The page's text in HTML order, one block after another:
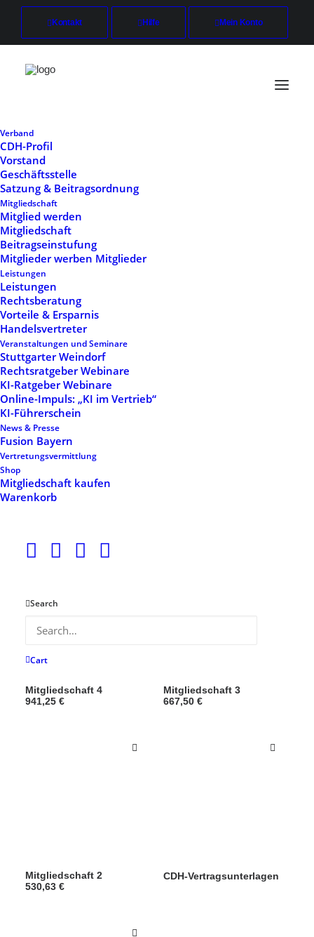
Kontakt Hilfe Mein Konto
Verband
CDH-Profil
Vorstand
Geschäftsstelle
Satzung & Beitragsordnung
Mitgliedschaft
Mitglied werden
Mitgliedschaft
Beitragseinstufung
Mitglieder werben Mitglieder
Leistungen
Leistungen
Rechtsberatung
Vorteile & Ersparnis
Handelsvertreter
Veranstaltungen und Seminare
Stuttgarter Weindorf
Rechtsratgeber Webinare
KI-Ratgeber Webinare
Online-Impuls: „KI im Vertrieb“
KI-Führerschein
News & Presse
Fusion Bayern
Vertretungsvermittlung
Shop
Mitgliedschaft kaufen
Warenkorb
Search
Cart
Mitgliedschaft
Start
Startups | 1. Jahr der
Gewerbeanmeldung
Mitgliedschaft 4
941,25 €
Mitgliedschaft 3
667,50 €
Mitgliedschaft 2
530,63 €
CDH-Vertragsunterlagen